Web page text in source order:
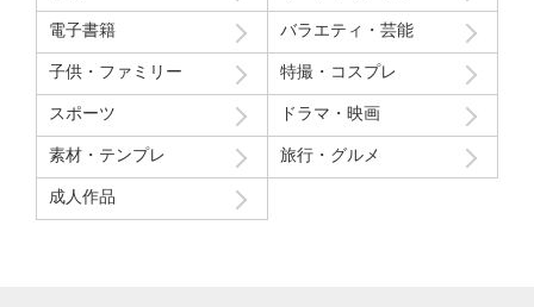
電子書籍 バラエティ・芸能
子供・ファミリー 特撮・コスプレ
スポーツ ドラマ・映画
素材・テンプレ 旅行・グルメ
成人作品